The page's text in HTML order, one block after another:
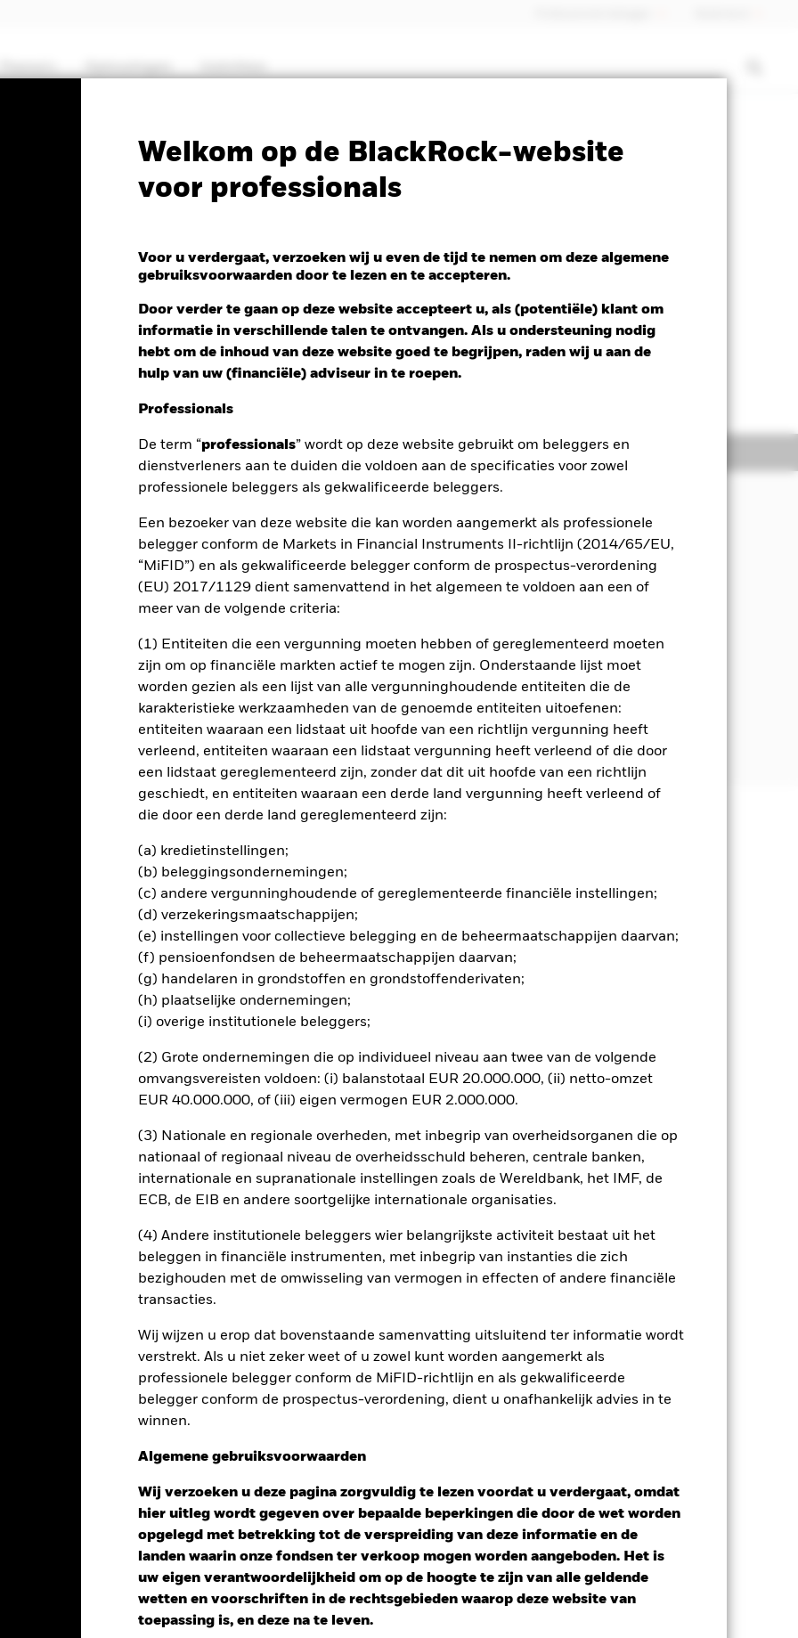
Welkom op de BlackRock-website
voor professionals
Voor u verdergaat, verzoeken wij u even de tijd te nemen om deze algemene
gebruiksvoorwaarden door te lezen en te accepteren.
Door verder te gaan op deze website accepteert u, als (potentiële) klant om
informatie in verschillende talen te ontvangen. Als u ondersteuning nodig
hebt om de inhoud van deze website goed te begrijpen, raden wij u aan de
hulp van uw (financiële) adviseur in te roepen.
Professionals
De term “professionals” wordt op deze website gebruikt om beleggers en
dienstverleners aan te duiden die voldoen aan de specificaties voor zowel
professionele beleggers als gekwalificeerde beleggers.
Een bezoeker van deze website die kan worden aangemerkt als professionele
belegger conform de Markets in Financial Instruments II-richtlijn (2014/65/EU,
“MiFID”) en als gekwalificeerde belegger conform de prospectus-verordening
(EU) 2017/1129 dient samenvattend in het algemeen te voldoen aan een of
meer van de volgende criteria:
(1) Entiteiten die een vergunning moeten hebben of gereglementeerd moeten
zijn om op financiële markten actief te mogen zijn. Onderstaande lijst moet
worden gezien als een lijst van alle vergunninghoudende entiteiten die de
karakteristieke werkzaamheden van de genoemde entiteiten uitoefenen:
entiteiten waaraan een lidstaat uit hoofde van een richtlijn vergunning heeft
verleend, entiteiten waaraan een lidstaat vergunning heeft verleend of die door
een lidstaat gereglementeerd zijn, zonder dat dit uit hoofde van een richtlijn
geschiedt, en entiteiten waaraan een derde land vergunning heeft verleend of
die door een derde land gereglementeerd zijn:
(a) kredietinstellingen;
(b) beleggingsondernemingen;
(c) andere vergunninghoudende of gereglementeerde financiële instellingen;
(d) verzekeringsmaatschappijen;
(e) instellingen voor collectieve belegging en de beheermaatschappijen daarvan;
(f) pensioenfondsen de beheermaatschappijen daarvan;
(g) handelaren in grondstoffen en grondstoffenderivaten;
(h) plaatselijke ondernemingen;
(i) overige institutionele beleggers;
(2) Grote ondernemingen die op individueel niveau aan twee van de volgende
omvangsvereisten voldoen: (i) balanstotaal EUR 20.000.000, (ii) netto-omzet
EUR 40.000.000, of (iii) eigen vermogen EUR 2.000.000.
(3) Nationale en regionale overheden, met inbegrip van overheidsorganen die op
nationaal of regionaal niveau de overheidsschuld beheren, centrale banken,
internationale en supranationale instellingen zoals de Wereldbank, het IMF, de
ECB, de EIB en andere soortgelijke internationale organisaties.
(4) Andere institutionele beleggers wier belangrijkste activiteit bestaat uit het
beleggen in financiële instrumenten, met inbegrip van instanties die zich
bezighouden met de omwisseling van vermogen in effecten of andere financiële
transacties.
Wij wijzen u erop dat bovenstaande samenvatting uitsluitend ter informatie wordt
verstrekt. Als u niet zeker weet of u zowel kunt worden aangemerkt als
professionele belegger conform de MiFID-richtlijn en als gekwalificeerde
belegger conform de prospectus-verordening, dient u onafhankelijk advies in te
winnen.
Algemene gebruiksvoorwaarden
Wij verzoeken u deze pagina zorgvuldig te lezen voordat u verdergaat, omdat
hier uitleg wordt gegeven over bepaalde beperkingen die door de wet worden
opgelegd met betrekking tot de verspreiding van deze informatie en de
landen waarin onze fondsen ter verkoop mogen worden aangeboden. Het is
uw eigen verantwoordelijkheid om op de hoogte te zijn van alle geldende
wetten en voorschriften in de rechtsgebieden waarop deze website van
toepassing is, en deze na te leven.
PRIIP KID Factsheet Prospectus Download
Markets Index Fund
1 dag per 04/aug/2026
0,00 (-0,01%)
Morningstar Rating
Kerngegevens Managers Posities Documenten
op uw belegging door een combinatie van kapitaalgroei en inkomsten uit de activa van het Fonds, dat
aandelenmarkt weerspiegelt.
voor zover dit mogelijk en praktisch haalbaar is in effecten met een aandelenkarakter (bv. aandelen)
Markets Index, de referentie-index van het Fonds.
van de aandelenmarkt in de wereldwijde opkomende markten en is een aan de free float aangepaste
Aangepast aan de free float betekent dat er voor de berekening van de referentie-index rekening
in de markt beschikbaar zijn, en niet met alle uitgegeven aandelen van een bedrijf. De aan de free float
van een bedrijf, vermenigvuldigd met het aantal aandelen dat vrij in de markt beschikbaar
index (inclusief de componenten ervan) is beschikbaar op de website van de indexaanbieder op
hun oorspronkelijke inleg.
onderhevig aan economisch of politieke factoren dan ontwikkelde markten. Tot de overige
beperkingen op beleggingen in bepaalde activa of de transfer van activa, en de
van effecten of betalingen aan het Fonds. Valutarisico: Het Fonds belegt in andere valuta's.
van invloed op de waarde van de belegging. De waarde van aandelen en aandelengerelateerde
schommelingen op de aandelenmarkten. Tot de andere factoren die van invloed zijn, behoren
en belangrijke gebeurtenissen in de bedrijven.
Index Fund (IE)
Kerngegevens Managers Posities Documenten
Risicometer
Performance
12 maanden Op jaarbasis Cumulatief